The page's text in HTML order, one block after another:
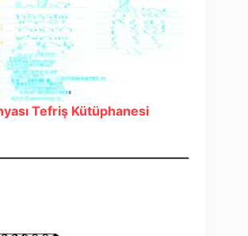
Tefriş Kütüphanesi